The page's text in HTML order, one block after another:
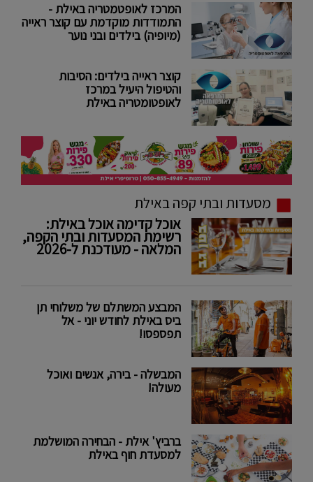
המרכז לאופטמטריה באילת -
התמודדות מוקדמת עם קוצר ראייה
(מיופיה) בילדים ובני נוער
קוצר ראייה בילדים: הסיבות
והטיפול היעיל במרכז
לאופטומטריה באילת
מסעדות ובתי קפה באילת
אוכל קדימה אוכל באילת:
רשימת המסעדות ובתי הקפה,
המלאה - מעודכנת ל-2026
המבצע המשתלם של משלוחי תן
ביס באילת לחודש יוני - אל
תפספסו!
המבשלה - בירה, אנשים ואוכל
מעולה!
ברביץ' אילת - הבחירה המושלמת
למסעדת חוף באילת